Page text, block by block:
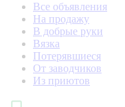
Все объявления
На продажу
В добрые руки
Вязка
Потерявшиеся
От заводчиков
Из приютов